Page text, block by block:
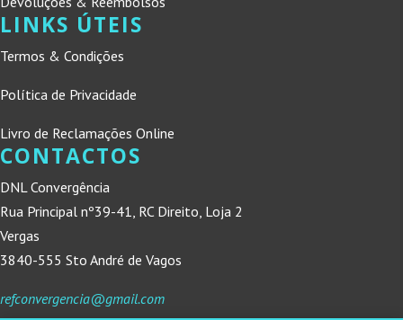
LINKS ÚTEIS
Termos & Condições
Política de Privacidade
Livro de Reclamações Online
CONTACTOS
DNL Convergência
Rua Principal nº39-41, RC Direito, Loja 2
Vergas
3840-555 Sto André de Vagos
refconvergencia@gmail.com